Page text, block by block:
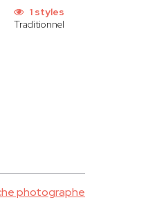
1 styles
Traditionnel
photographe